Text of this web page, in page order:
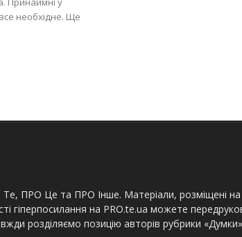
необхідне. Ще
Те, ПРО Це та ПРО Інше. Матеріали, розміщені на
гіперпосилання на PRO.te.ua можете
розділяємо позицію авторів рубрики